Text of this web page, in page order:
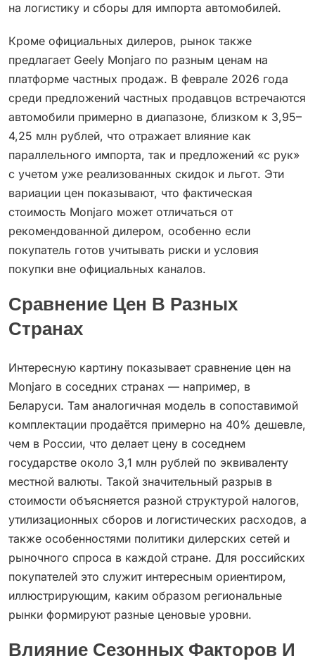
на логистику и сборы для импорта автомобилей.
Кроме официальных дилеров, рынок также
предлагает Geely Monjaro по разным ценам на
платформе частных продаж. В феврале 2026 года
среди предложений частных продавцов встречаются
автомобили примерно в диапазоне, близком к 3,95–
4,25 млн рублей, что отражает влияние как
параллельного импорта, так и предложений «с рук»
с учетом уже реализованных скидок и льгот. Эти
вариации цен показывают, что фактическая
стоимость Monjaro может отличаться от
рекомендованной дилером, особенно если
покупатель готов учитывать риски и условия
покупки вне официальных каналов.
Сравнение Цен В Разных
Странах
Интересную картину показывает сравнение цен на
Monjaro в соседних странах — например, в
Беларуси. Там аналогичная модель в сопоставимой
комплектации продаётся примерно на 40% дешевле,
чем в России, что делает цену в соседнем
государстве около 3,1 млн рублей по эквиваленту
местной валюты. Такой значительный разрыв в
стоимости объясняется разной структурой налогов,
утилизационных сборов и логистических расходов, а
также особенностями политики дилерских сетей и
рыночного спроса в каждой стране. Для российских
покупателей это служит интересным ориентиром,
иллюстрирующим, каким образом региональные
рынки формируют разные ценовые уровни.
Влияние Сезонных Факторов И